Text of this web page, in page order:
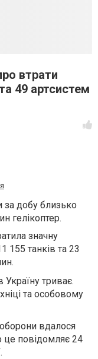
втрати
49 артсистем
добу близько
гелікоптер.
значну
155 танків та 23
триває.
та особовому
вдалося
це повідомляє 24